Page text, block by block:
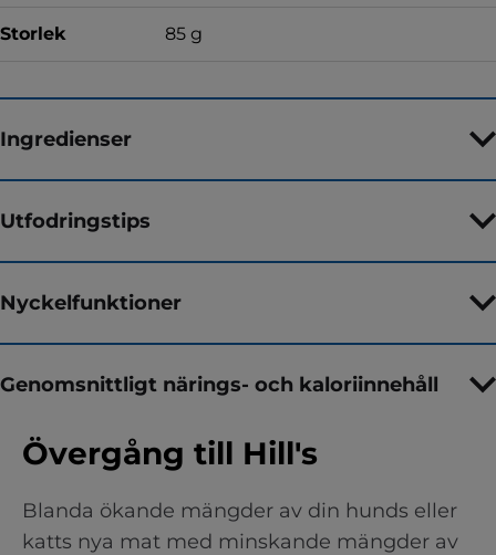
Storlek 85 g
Ingredienser
Utfodringstips
Nyckelfunktioner
Genomsnittligt närings- och kaloriinnehåll
Övergång till Hill's
Blanda ökande mängder av din hunds eller
katts nya mat med minskande mängder av